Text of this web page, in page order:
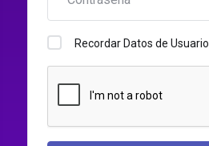
Recordar Datos de Usuario